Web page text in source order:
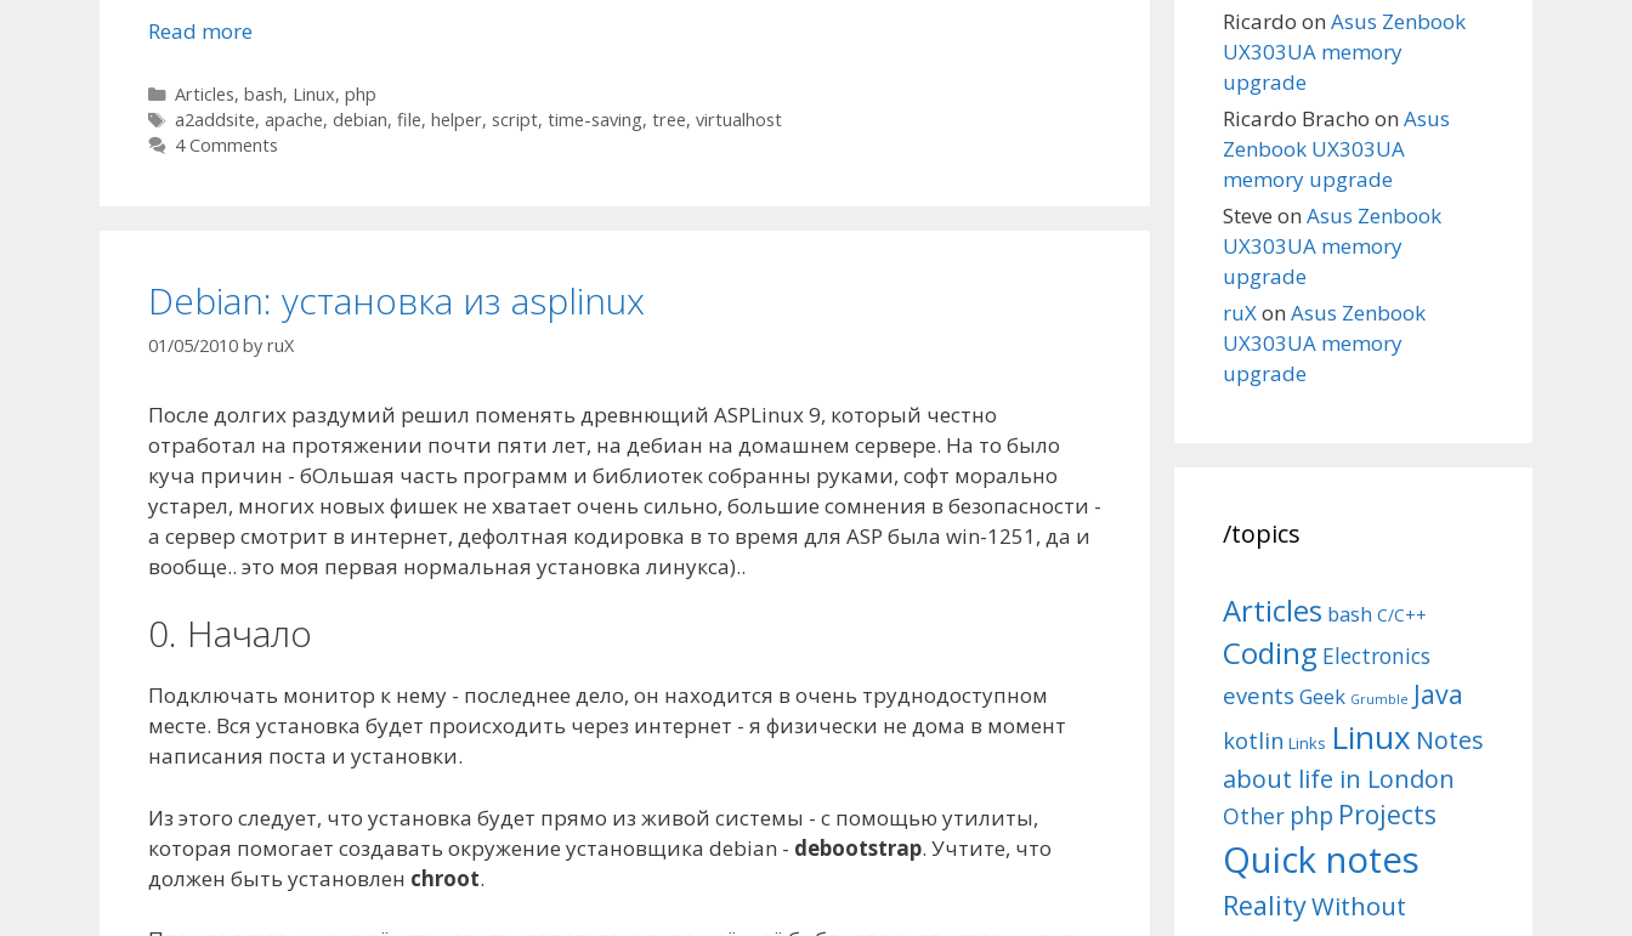
Read more
Categories
Articles, bash, Linux, php
Tags
a2addsite, apache, debian, file, helper, script, time-saving, tree, virtualhost
4 Comments
Debian: установка из asplinux
01/05/2010 by ruX
После долгих раздумий решил поменять древнющий ASPLinux 9, который честно
отработал на протяжении почти пяти лет, на дебиан на домашнем сервере. На то было
куча причин - бОльшая часть программ и библиотек собранны руками, софт морально
устарел, многих новых фишек не хватает очень сильно, большие сомнения в безопасности -
а сервер смотрит в интернет, дефолтная кодировка в то время для ASP была win-1251, да и
вообще.. это моя первая нормальная установка линукса)..
0. Начало
Подключать монитор к нему - последнее дело, он находится в очень труднодоступном
месте. Вся установка будет происходить через интернет - я физически не дома в момент
написания поста и установки.
Из этого следует, что установка будет прямо из живой системы - с помощью утилиты,
которая помогает создавать окружение установщика debian - debootstrap. Учтите, что
должен быть установлен chroot.
Ricardo on Asus Zenbook
UX303UA memory
upgrade
Ricardo Bracho on Asus
Zenbook UX303UA
memory upgrade
Steve on Asus Zenbook
UX303UA memory
upgrade
ruXon Asus Zenbook
UX303UA memory
upgrade
/topics
Articles bash C/C++
Coding Electronics
events Geek Grumble Java
kotlin Links Linux Notes
about life in London
Other php Projects
Quick notes
RealityWithout